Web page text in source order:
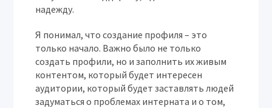
надежду.
Я понимал, что создание профиля – это
только начало. Важно было не только
создать профили, но и заполнить их живым
контентом, который будет интересен
аудитории, который будет заставлять людей
задуматься о проблемах интерната и о том,